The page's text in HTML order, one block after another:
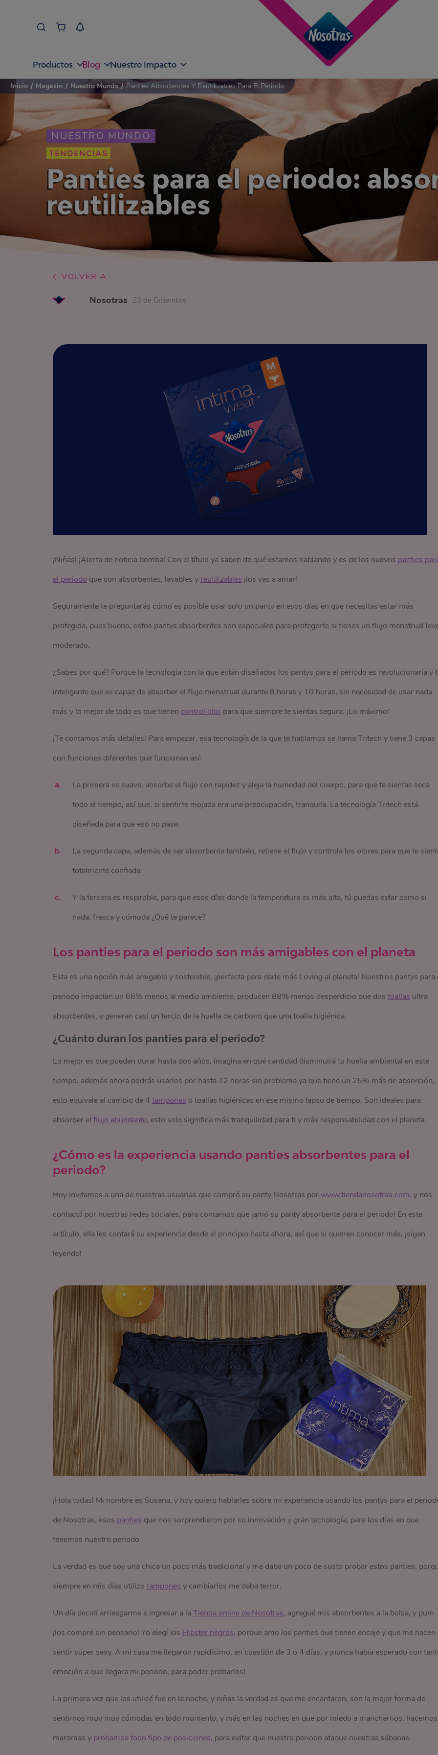
Productos Blog Nuestro Impacto
NUESTRO MUNDO
TENDENCIAS
Panties para el periodo:
reutilizables
Inicio / Magazin / Nuestro Mundo / Panties Absorbentes Y Reutilizables Para El Periodo
VOLVER A
Nosotras 23 de Diciembre
¡Niñas! ¡Alerta de noticia bomba! Con el título ya saben de qué estamos hablando y es de los nuevos panties
el periodo que son absorbentes, lavables y reutilizables ¡los vas a amar!
Seguramente te preguntarás cómo es posible usar solo un panty en esos días en que necesitas estar más
protegida, pues bueno, estos pantys absorbentes son especiales para protegerte si tienes un flujo menstrual
moderado.
¿Sabes por qué? Porque la tecnología con la que están diseñados los pantys para el periodo es revolucionaria y
inteligente que es capaz de absorber el flujo menstrual durante 8 horas y 10 horas, sin necesidad de usar nada
más y lo mejor de todo es que tienen control olorpara que siempre te sientas segura. ¡Lo máximo!
¡Te contamos más detalles! Para empezar, esa tecnología de la que te hablamos se llama Tritech y tiene 3 capas
con funciones diferentes que funcionan así:
La primera es suave, absorbe el flujo con rapidez y aleja la humedad del cuerpo, para que te sientas seca
todo el tiempo, así que, si sentirte mojada era una preocupación, tranquila. La tecnología Tritech está
diseñada para que eso no pase.
La segunda capa, además de ser absorbente también, retiene el flujo y controla los olores para que te
totalmente confiada.
Y la tercera es respirable, para que esos días donde la temperatura es más alta, tú puedas estar como si
nada, fresca y cómoda ¿Qué te parece?
Los panties para el periodo son más amigables con el planeta
Esta es una opción más amigable y sostenible, ¡perfecta para darle más Loving al planeta! Nuestros pantys para
periodo impactan un 68% menos al medio ambiente, producen 88% menos desperdicio que dos toallas ultra
absorbentes, y generan casi un tercio de la huella de carbono que una toalla higiénica.
¿Cuánto duran los panties para el periodo?
Lo mejor es que pueden durar hasta dos años, imagina en qué cantidad disminuirá tu huella ambiental en este
tiempo, además ahora podrás usarlos por hasta 12 horas sin problema ya que tiene un 25% más de absorción,
esto equivale al cambio de 4 tampones o toallas higiénicas en ese mismo lapso de tiempo. Son ideales para
absorber el flujo abundante, esto solo significa más tranquilidad para ti y más responsabilidad con el planeta.
¿Cómo es la experiencia usando panties absorbentes para el
periodo?
Hoy invitamos a una de nuestras usuarias que compró su panty Nosotras porwww.tiendanosotras.com, y nos
contactó por nuestras redes sociales, para contarnos que ¡amó su panty absorbente para el periodo! En este
artículo, ella les contará su experiencia desde el principio hasta ahora, así que si quieren conocer más, ¡sigan
leyendo!
¡Hola todas! Mi nombre es Susana, y hoy quiero hablarles sobre mi experiencia usando los pantys para el
de Nosotras, esos panties que nos sorprendieron por su innovación y gran tecnología, para los días en que
tenemos nuestro periodo.
La verdad es que soy una chica un poco más tradicional y me daba un poco de susto probar estos panties,
siempre en mis días utilizo tampones y cambiarlos me daba terror.
Un día decidí arriesgarme e ingresar a la Tienda online de Nosotras, agregué mis absorbentes a la bolsa, y pum
¡los compré sin pensarlo! Yo elegí los Hipster negros, porque amo los panties que tienen encaje y que me hacen
sentir súper sexy. A mi casa me llegaron rapidísimo, en cuestión de 3 o 4 días, y ¡nunca había esperado con
emoción a que llegara mi periodo, para poder probarlos!
La primera vez que los utilicé fue en la noche, y niñas la verdad es que me encantaron, son la mejor forma de
sentirnos muy muy cómodas en todo momento, y más en las noches en que por miedo a mancharnos, hacemos
maromas y probamos todo tipo de posiciones, para evitar que nuestro periodo ataque nuestras sábanas.